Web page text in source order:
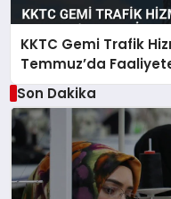
KKTC Gemi Trafik
Temmuz’da
Son Dakika